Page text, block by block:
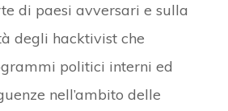
di paesi avversari e sulla
degli hacktivist che
politici interni ed
nell’ambito delle